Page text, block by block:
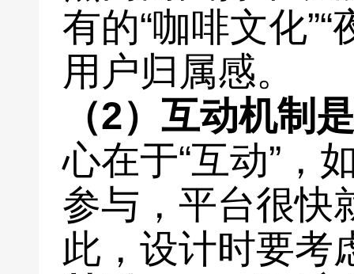
有的“咖啡文化
用户归属感。
（2）互动机制
心在于“互动”，
参与，平台很快
此，设计时要考